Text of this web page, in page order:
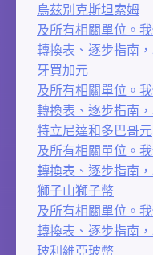
烏茲別克斯坦索姆
及所有相關單位。
轉換表、逐步指南
牙買加元
及所有相關單位。
轉換表、逐步指南
特立尼達和多巴哥元
及所有相關單位。
轉換表、逐步指南
獅子山獅子幣
及所有相關單位。
轉換表、逐步指南
玻利維亞玻幣